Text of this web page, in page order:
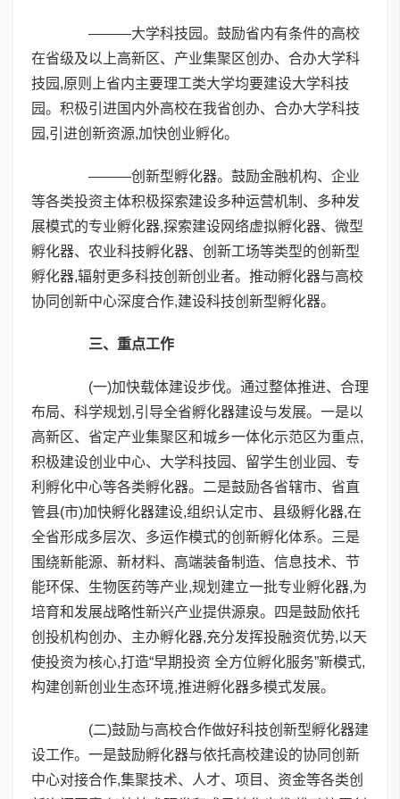
———大学科技园。鼓励省内有条件的高校
在省级及以上高新区、产业集聚区创办、合办大学科
技园,原则上省内主要理工类大学均要建设大学科技
园。积极引进国内外高校在我省创办、合办大学科技
园,引进创新资源,加快创业孵化。
———创新型孵化器。鼓励金融机构、企业
等各类投资主体积极探索建设多种运营机制、多种发
展模式的专业孵化器,探索建设网络虚拟孵化器、微型
孵化器、农业科技孵化器、创新工场等类型的创新型
孵化器,辐射更多科技创新创业者。推动孵化器与高校
协同创新中心深度合作,建设科技创新型孵化器。
三、重点工作
(一)加快载体建设步伐。通过整体推进、合理
布局、科学规划,引导全省孵化器建设与发展。一是以
高新区、省定产业集聚区和城乡一体化示范区为重点,
积极建设创业中心、大学科技园、留学生创业园、专
利孵化中心等各类孵化器。二是鼓励各省辖市、省直
管县(市)加快孵化器建设,组织认定市、县级孵化器,在
全省形成多层次、多运作模式的创新孵化体系。三是
围绕新能源、新材料、高端装备制造、信息技术、节
能环保、生物医药等产业,规划建立一批专业孵化器,为
培育和发展战略性新兴产业提供源泉。四是鼓励依托
创投机构创办、主办孵化器,充分发挥投融资优势,以天
使投资为核心,打造“早期投资 全方位孵化服务”新模式,
构建创新创业生态环境,推进孵化器多模式发展。
(二)鼓励与高校合作做好科技创新型孵化器建
设工作。一是鼓励孵化器与依托高校建设的协同创新
中心对接合作,集聚技术、人才、项目、资金等各类创